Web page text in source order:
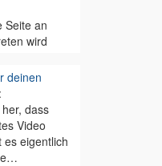
Seite an
wird
deinen
:
dass
Video
es eigentlich